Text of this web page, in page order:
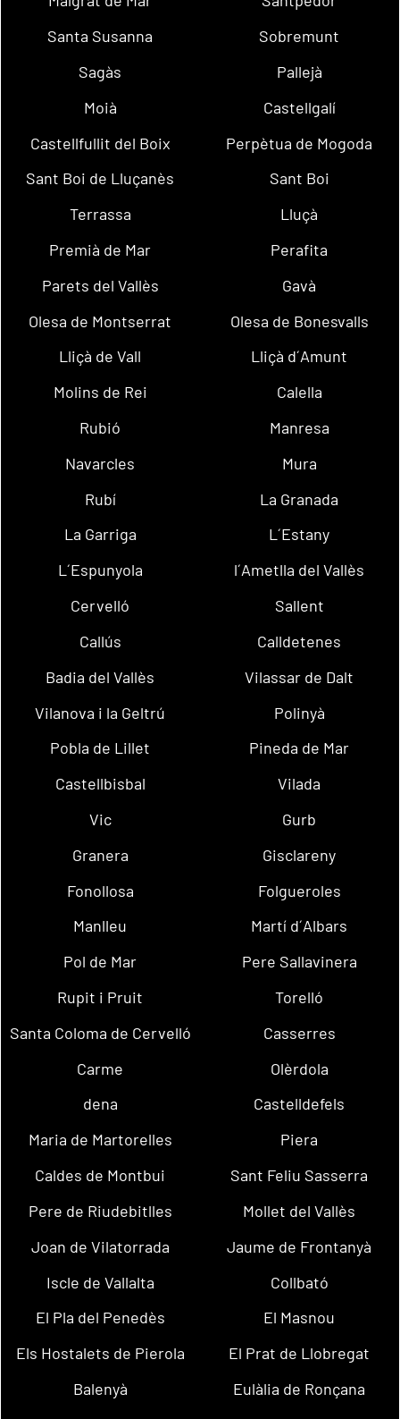
Santa Susanna
Sobremunt
Sagàs
Pallejà
Moià
Castellgalí
Castellfullit del Boix
Perpètua de Mogoda
Sant Boi de Lluçanès
Sant Boi
Terrassa
Lluçà
Premià de Mar
Perafita
Parets del Vallès
Gavà
Olesa de Montserrat
Olesa de Bonesvalls
Lliçà de Vall
Lliçà d´Amunt
Molins de Rei
Calella
Rubió
Manresa
Navarcles
Mura
Rubí
La Granada
La Garriga
L´Estany
L´Espunyola
l´Ametlla del Vallès
Cervelló
Sallent
Callús
Calldetenes
Badia del Vallès
Vilassar de Dalt
Vilanova i la Geltrú
Polinyà
Pobla de Lillet
Pineda de Mar
Castellbisbal
Vilada
Vic
Gurb
Granera
Gisclareny
Fonollosa
Folgueroles
Manlleu
Martí d´Albars
Pol de Mar
Pere Sallavinera
Rupit i Pruit
Torelló
Santa Coloma de Cervelló
Casserres
Carme
Olèrdola
dena
Castelldefels
Maria de Martorelles
Piera
Caldes de Montbui
Sant Feliu Sasserra
Pere de Riudebitlles
Mollet del Vallès
Joan de Vilatorrada
Jaume de Frontanyà
Iscle de Vallalta
Collbató
El Pla del Penedès
El Masnou
Els Hostalets de Pierola
El Prat de Llobregat
Balenyà
Eulàlia de Ronçana